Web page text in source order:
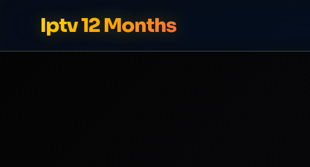
Iptv 12 Months